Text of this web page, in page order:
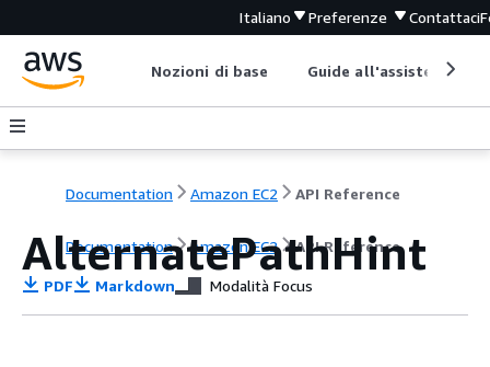
Italiano Preferenze Contattaci
Nozioni di base Guide all'assistenza
Documentation Amazon EC2 API Reference
Documentation Amazon EC2 API Reference
AlternatePathHint
PDF Markdown Modalità Focus